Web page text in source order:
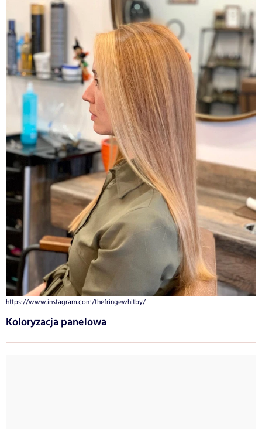
https://www.instagram.com/thefringewhitby/
Koloryzacja panelowa